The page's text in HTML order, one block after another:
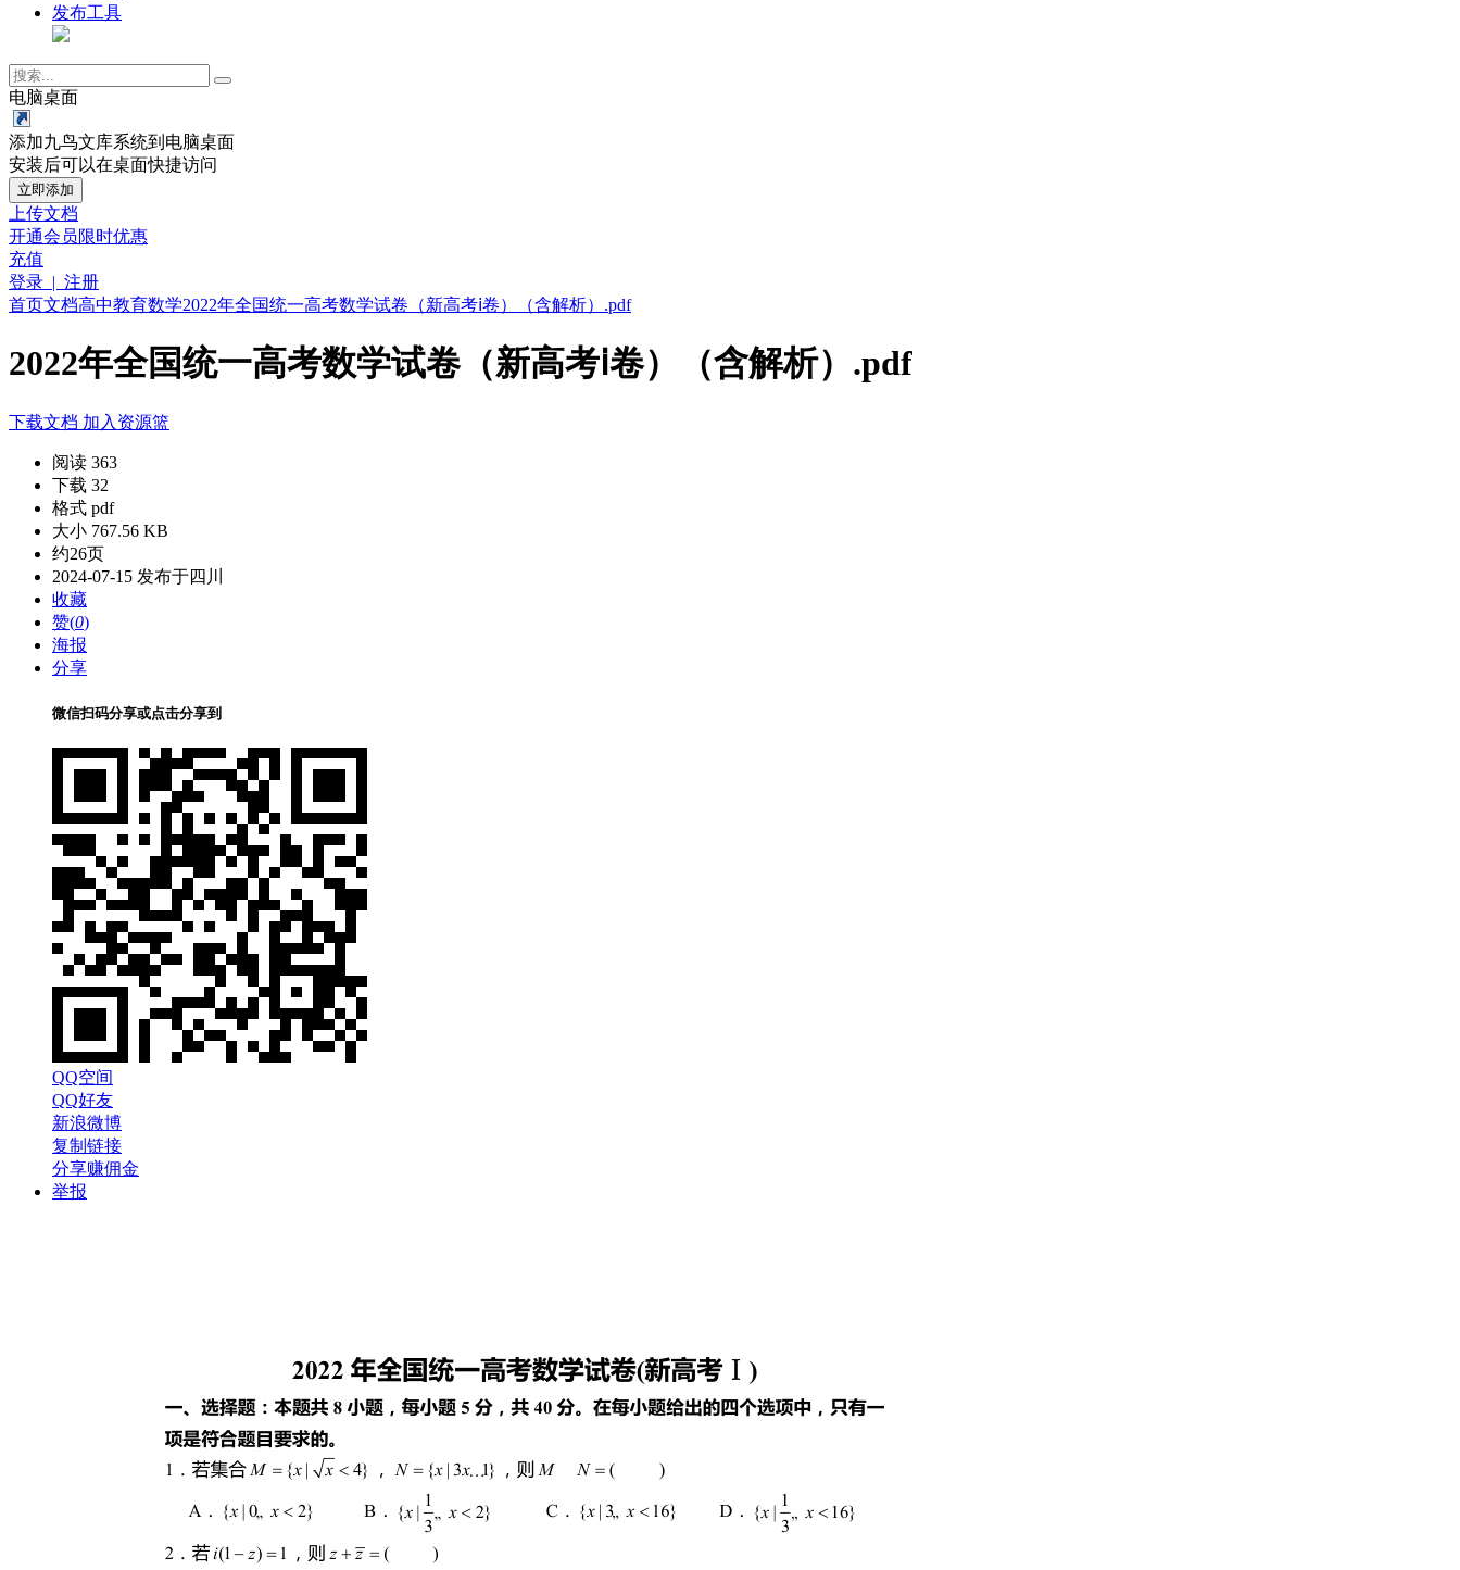
发布工具
电脑桌面
添加九鸟文库系统到电脑桌面
安装后可以在桌面快捷访问
立即添加
上传文档
开通会员限时优惠
充值
登录 | 注册
首页文档高中教育数学2022年全国统一高考数学试卷（新高考ⅰ卷）（含解析）.pdf
2022年全国统一高考数学试卷（新高考ⅰ卷）（含解析）.pdf
下载文档 加入资源篮
阅读 363
下载 32
格式 pdf
大小 767.56 KB
约26页
2024-07-15 发布于四川
收藏
赞(0)
海报
分享
微信扫码分享或点击分享到
QQ空间
QQ好友
新浪微博
复制链接
分享赚佣金
举报